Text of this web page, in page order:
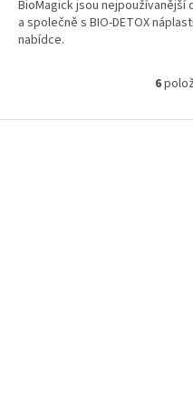
BioMagick jsou nejpoužívanější
a společně s BIO-DETOX
nabídce.
6